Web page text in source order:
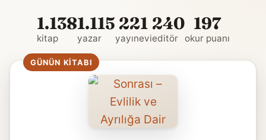
1.138
kitap
1.115
yazar
221
yayınevi
240
editör
197
okur puanı
GÜNÜN KITABI